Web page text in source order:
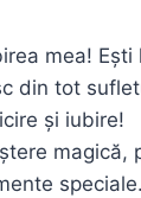
mea! Ești
din tot
și iubire!
magică,